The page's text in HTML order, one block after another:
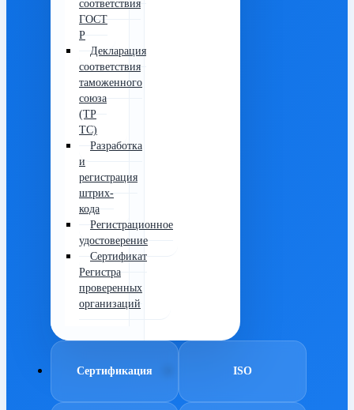
соответствия
ГОСТ
Р
Декларация
соответствия
таможенного
союза
(ТР
ТС)
Разработка
и
регистрация
штрих-
кода
Регистрационное
удостоверение
Сертификат
Регистра
проверенных
организаций
Сертификация ISO